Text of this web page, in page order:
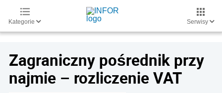
Kategorie Serwisy
Zagraniczny pośrednik przy
najmie – rozliczenie VAT